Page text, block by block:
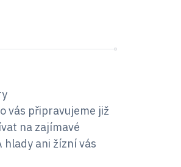
vás připravujeme již
na zajímavé
hlady ani žízní vás